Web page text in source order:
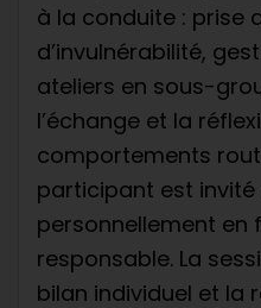
à la conduite : prise
d’invulnérabilité,
ateliers en sous-
l’échange et la
comportements
participant est invité
personnellement en
responsable. La
bilan individuel et la